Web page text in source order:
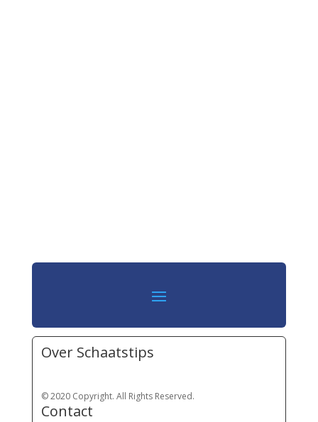
Over Schaatstips
© 2020 Copyright. All Rights Reserved.
Contact